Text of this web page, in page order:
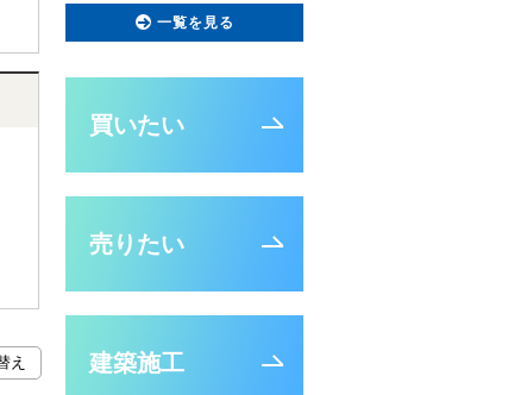
一覧を見る
買いたい
売りたい
建築施工